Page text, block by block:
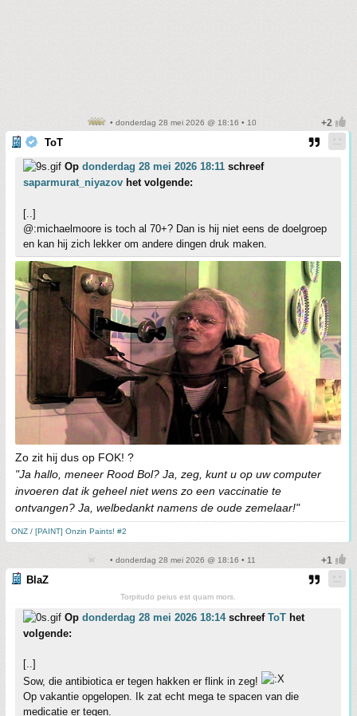
• donderdag 28 mei 2026 @ 18:16 • 10
ToT
Op donderdag 28 mei 2026 18:11 schreef
saparmurat_niyazov het volgende:
[..]
@:michaelmoore is toch al 70+? Dan is hij niet eens de doelgroep
en kan hij zich lekker om andere dingen druk maken.
Zo zit hij dus op FOK! ?
"Ja hallo, meneer Rood Bol? Ja, zeg, kunt u op uw computer
invoeren dat ik geheel niet wens zo een vaccinatie te
ontvangen? Ja, welbedankt namens de oude zemelaar!"
ONZ / [PAINT] Onzin Paints! #2
• donderdag 28 mei 2026 @ 18:16 • 11
BlaZ
Torpitudo peius est quam mors.
Op donderdag 28 mei 2026 18:14schreef ToT het
volgende:
[..]
Sow, die antibiotica er tegen hakken er flink in zeg!
Op vakantie opgelopen. Ik zat echt mega te spacen van die
medicatie er tegen.